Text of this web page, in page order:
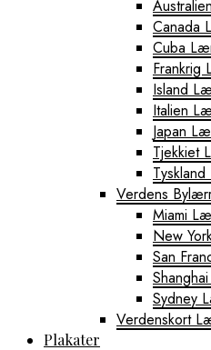
Canada
Cuba
Frankrig
Island
Italien
Japan
Tjekkiet
Verdens
Miami
New
San
Sydney
Verdenskort
Plakater